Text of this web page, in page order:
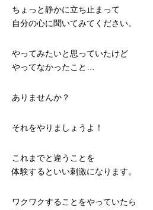
ちょっと静かに立ち止まって
自分の心に聞いてみてください。
やってみたいと思っていたけど
やってなかったこと…
ありませんか？
それをやりましょうよ！
これまでと違うことを
体験するといい刺激になります。
ワクワクすることをやっていたら